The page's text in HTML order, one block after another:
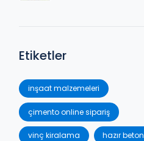
Etiketler
inşaat malzemeleri
çimento online sipariş
vinç kiralama hazır beton